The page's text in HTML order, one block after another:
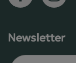
Newsletter